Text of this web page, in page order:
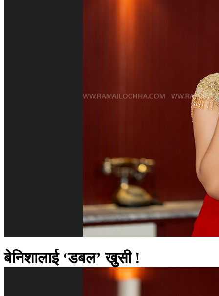
बेनिशालाई ‘डबल’ खुसी !